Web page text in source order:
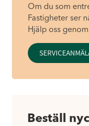
Om du som
Fastigheter ser
Hjälp oss
Beställ